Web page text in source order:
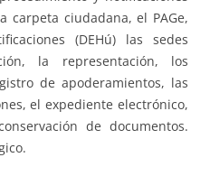
carpeta ciudadana, el PAGe,
(DEHú) las sedes
la representación, los
de apoderamientos, las
el expediente electrónico,
de documentos.